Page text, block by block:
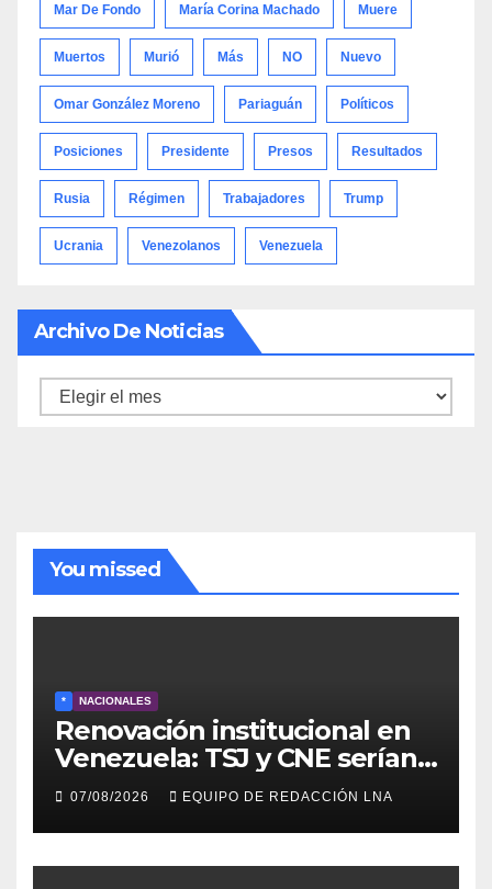
Mar De Fondo María Corina Machado Muere
Muertos Murió Más NO Nuevo
Omar González Moreno Pariaguán Políticos
Posiciones Presidente Presos Resultados
Rusia Régimen Trabajadores Trump
Ucrania Venezolanos Venezuela
Archivo De Noticias
Archivo
You missed
* NACIONALES
Renovación institucional en
Venezuela: TSJ y CNE serían
designados a finales de 2026
07/08/2026 EQUIPO DE REDACCIÓN LNA